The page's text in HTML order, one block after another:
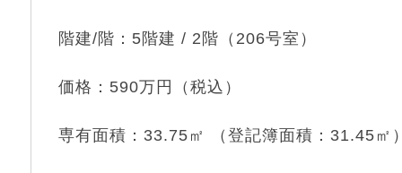
階建/階：5階建 / 2階（206号室）
価格：590万円（税込）
専有面積：33.75㎡ （登記簿面積：31.45㎡